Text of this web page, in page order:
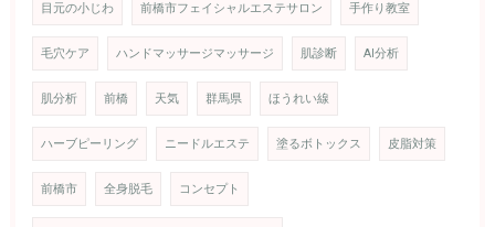
目元の小じわ 前橋市フェイシャルエステサロン 手作り教室
毛穴ケア ハンドマッサージマッサージ 肌診断 AI分析
肌分析 前橋 天気 群馬県 ほうれい線
ハーブピーリング ニードルエステ 塗るボトックス 皮脂対策
前橋市 全身脱毛 コンセプト